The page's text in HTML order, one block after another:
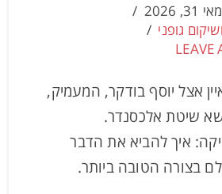
31, 2026
גופני
אצל יוסף בודקר, המעמיק,
שיטת אלכסנדר.
איך להביא את הדבר
בצורה הטובה ביותר.